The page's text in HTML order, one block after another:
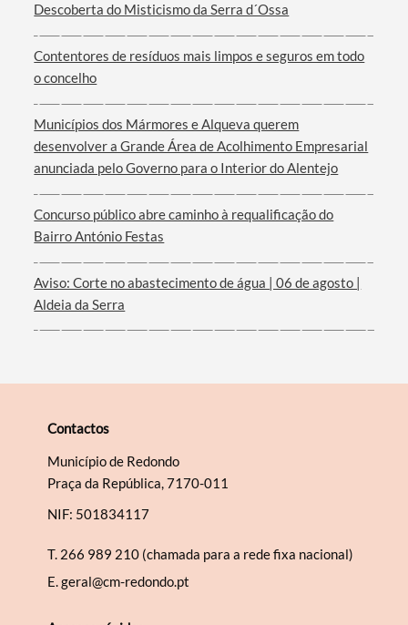
Filtros
Descoberta do Misticismo da Serra d´Ossa
Contentores de resíduos mais limpos e seguros em todo
o concelho
Municípios dos Mármores e Alqueva querem
desenvolver a Grande Área de Acolhimento Empresarial
anunciada pelo Governo para o Interior do Alentejo
Concurso público abre caminho à requalificação do
Bairro António Festas
Aviso: Corte no abastecimento de água | 06 de agosto |
Aldeia da Serra
Contactos
Município de Redondo
Praça da República, 7170-011
NIF: 501834117
T. 266 989 210 (chamada para a rede fixa nacional)
E.geral@cm-redondo.pt